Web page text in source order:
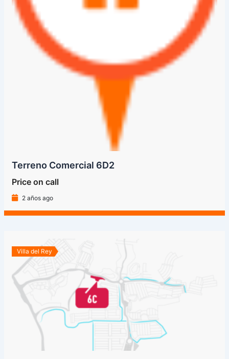
Terreno Comercial 6D2
Price on call
2 años ago
Villa del Rey